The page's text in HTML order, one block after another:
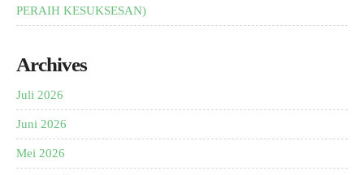
PERAIH KESUKSESAN)
Archives
Juli 2026
Juni 2026
Mei 2026